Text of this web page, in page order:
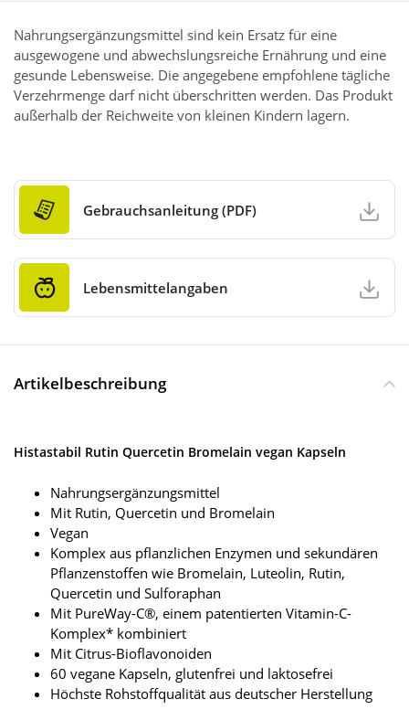
Nahrungsergänzungsmittel sind kein Ersatz für eine
ausgewogene und abwechslungsreiche Ernährung und eine
gesunde Lebensweise. Die angegebene empfohlene tägliche
Verzehrmenge darf nicht überschritten werden. Das Produkt
außerhalb der Reichweite von kleinen Kindern lagern.
Gebrauchsanleitung (PDF)
Lebensmittelangaben
Artikelbeschreibung
Histastabil Rutin Quercetin Bromelain vegan Kapseln
Nahrungsergänzungsmittel
Mit Rutin, Quercetin und Bromelain
Vegan
Komplex aus pflanzlichen Enzymen und sekundären
Pflanzenstoffen wie Bromelain, Luteolin, Rutin,
Quercetin und Sulforaphan
Mit PureWay-C®, einem patentierten Vitamin-C-
Komplex* kombiniert
Mit Citrus-Bioflavonoiden
60 vegane Kapseln, glutenfrei und laktosefrei
Höchste Rohstoffqualität aus deutscher Herstellung